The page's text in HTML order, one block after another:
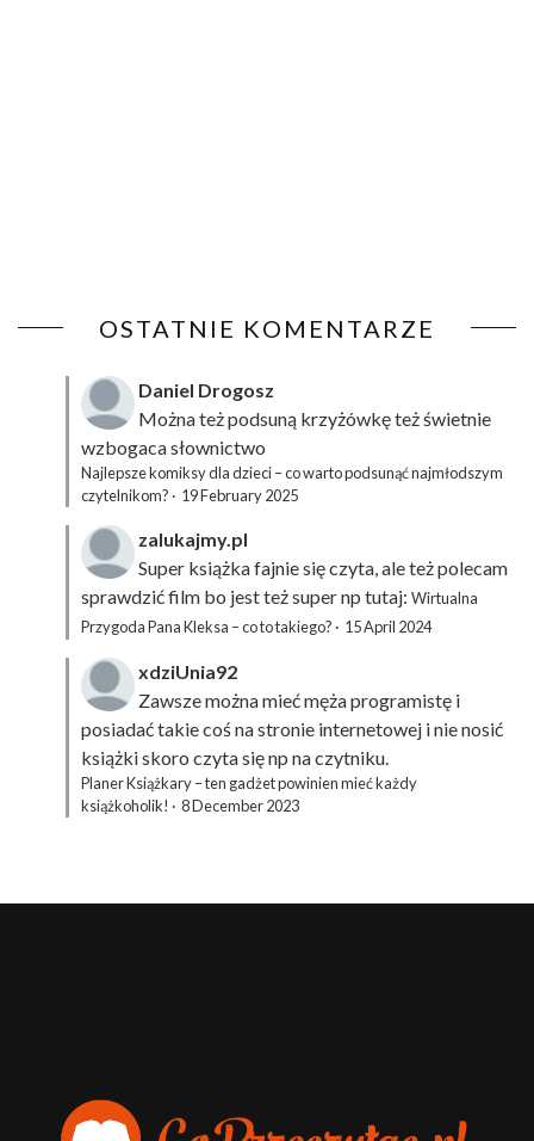
OSTATNIE KOMENTARZE
Daniel Drogosz
Można też podsuną krzyżówkęteż świetnie
wzbogaca słownictwo
Najlepsze komiksy dla dzieci – co warto podsunąć najmłodszym
czytelnikom? · 19 February 2025
zalukajmy.pl
Super książka fajnie się czyta, ale też polecam
sprawdzić film bo jest też super np tutaj: Wirtualna
Przygoda Pana Kleksa – co to takiego? · 15 April 2024
xdziUnia92
Zawsze można mieć męża programistę i
posiadać takie coś na stronie internetowej i nie nosić
książki skoro czyta się np na czytniku.
Planer Książkary – ten gadżet powinien mieć każdy
książkoholik! · 8 December 2023